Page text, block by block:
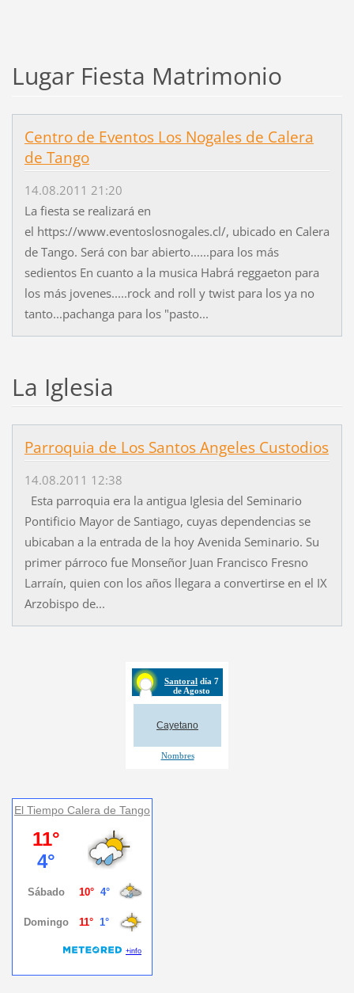
Lugar Fiesta Matrimonio
Centro de Eventos Los Nogales de Calera
de Tango
14.08.2011 21:20
La fiesta se realizará en
el https://www.eventoslosnogales.cl/, ubicado en Calera
de Tango. Será con bar abierto......para los más
sedientos En cuanto a la musica Habrá reggaeton para
los más jovenes.....rock and roll y twist para los ya no
tanto...pachanga para los "pasto...
La Iglesia
Parroquia de Los Santos Angeles Custodios
14.08.2011 12:38
Esta parroquia era la antigua Iglesia del Seminario
Pontificio Mayor de Santiago, cuyas dependencias se
ubicaban a la entrada de la hoy Avenida Seminario. Su
primer párroco fue Monseñor Juan Francisco Fresno
Larraín, quien con los años llegara a convertirse en el IX
Arzobispo de...
El Tiempo Calera de Tango